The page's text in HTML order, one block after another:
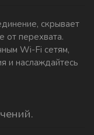
скрывает
перехвата.
Wi-Fi сетям,
и наслаждайтесь